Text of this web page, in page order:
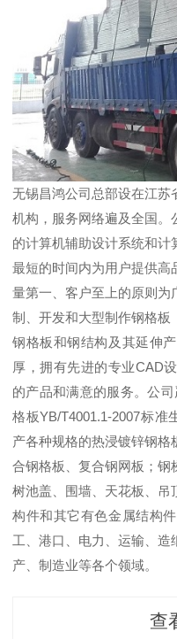
无锡昌鸿公司总部设在江苏
机构，服务网络遍及全国。
的计算机辅助设计系统和
最短的时间内为用户提供高
量第一、客户至上的原则为
制、开发和大型制作钢格板
钢格板和钢结构及其延伸
厚，拥有先进的专业CAD
的产品和满意的服务。公
格板YB/T4001.1-2007标准
产各种规格的热浸镀锌钢格
合钢格板、复合钢网板；钢
树池盖、围墙、天花板、吊
构件和其它有色金属结构
工、港口、电力、运输、
产、制造业等各个领域。
查